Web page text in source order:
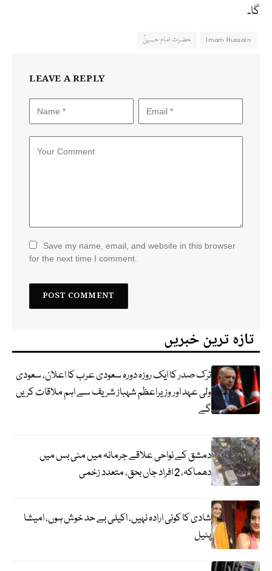
گا۔
Imam Hussain حضرت امام حسینؑ
LEAVE A REPLY
Save my name, email, and website in this browser
for the next time I comment.
تازہ ترین خبریں
ترک صدر کا ایک روزہ دورہ سعودی عرب کا اعلان، سعودی
ولی عہد اور وزیراعظم شہباز شریف سے اہم ملاقات کریں
گے
دمشق کے نواحی علاقے جرمانہ میں منی بس میں
دھماکہ، 2 افراد جاں بحق، متعدد زخمی
شادی کا کوئی ارادہ نہیں، اکیلی بے حد خوش ہوں، امیشا
پٹیل